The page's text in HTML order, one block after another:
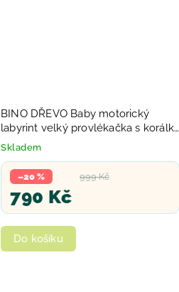
BINO DŘEVO Baby motorický
labyrint velký provlékačka s korálky
s aktivitami
Skladem
999 Kč
–20 %
790 Kč
Do košíku